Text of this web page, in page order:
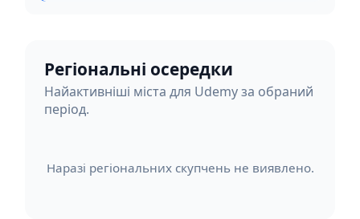
Регіональні осередки
Найактивніші міста для Udemy за обраний
період.
Наразі регіональних скупчень не виявлено.